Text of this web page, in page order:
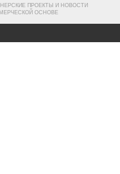
ПРОЕКТЫ И НОВОСТИ
ОСНОВЕ